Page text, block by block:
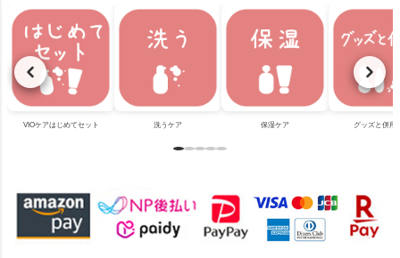
VIOケアはじめてセット 洗うケア 保湿ケア グッズと併用